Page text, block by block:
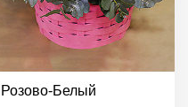
Розово-Белый